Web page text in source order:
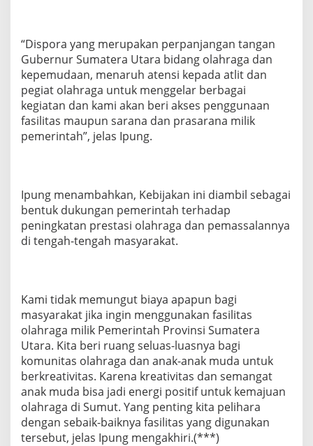
l
i
a
s
O
a
h
a
M
i
l
i
m
p
r
o
v
S
u
m
u
t
“Dispora yang merupakan perpanjangan tangan
Gubernur Sumatera Utara bidang olahraga dan
kepemudaan, menaruh atensi kepada atlit dan
pegiat olahraga untuk menggelar berbagai
kegiatan dan kami akan beri akses penggunaan
fasilitas maupun sarana dan prasarana milik
pemerintah”, jelas Ipung.
Ipung menambahkan, Kebijakan ini diambil sebagai
bentuk dukungan pemerintah terhadap
peningkatan prestasi olahraga dan pemassalannya
di tengah-tengah masyarakat.
Kami tidak memungut biaya apapun bagi
masyarakat jika ingin menggunakan fasilitas
olahraga milik Pemerintah Provinsi Sumatera
Utara. Kita beri ruang seluas-luasnya bagi
komunitas olahraga dan anak-anak muda untuk
berkreativitas. Karena kreativitas dan semangat
anak muda bisa jadi energi positif untuk kemajuan
olahraga di Sumut. Yang penting kita pelihara
dengan sebaik-baiknya fasilitas yang digunakan
tersebut, jelas Ipung mengakhiri.(***)